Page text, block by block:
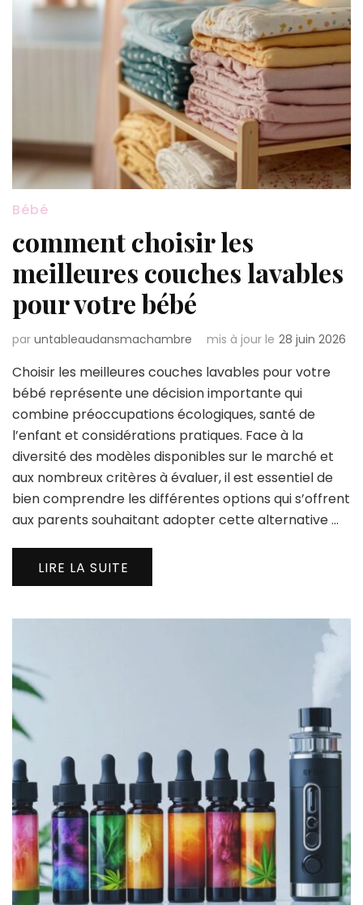
Bébé
comment choisir les
meilleures couches lavables
pour votre bébé
par untableaudansmachambre mis à jour le 28 juin 2026
Choisir les meilleures couches lavables pour votre
bébé représente une décision importante qui
combine préoccupations écologiques, santé de
l’enfant et considérations pratiques. Face à la
diversité des modèles disponibles sur le marché et
aux nombreux critères à évaluer, il est essentiel de
bien comprendre les différentes options qui s’offrent
aux parents souhaitant adopter cette alternative …
LIRE LA SUITE